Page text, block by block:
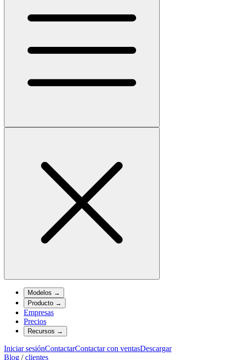
Modelos →
Producto →
Empresas
Precios
Recursos →
Iniciar sesiónContactarContactar con ventasDescargar
Blog / clientes